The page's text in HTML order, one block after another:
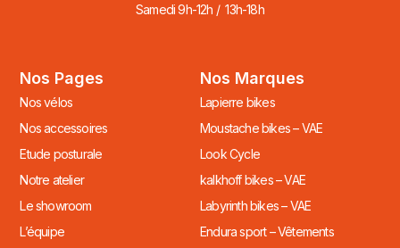
Samedi 9h-12h / 13h-18h
Nos Pages
Nos vélos
Nos accessoires
Etude posturale
Notre atelier
Le showroom
L’équipe
Nos Marques
Lapierre bikes
Moustache bikes – VAE
Look Cycle
kalkhoff bikes – VAE
Labyrinth bikes – VAE
Endura sport – Vêtements